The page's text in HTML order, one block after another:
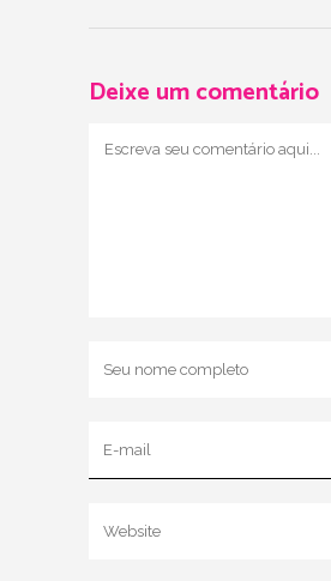
Deixe um comentário